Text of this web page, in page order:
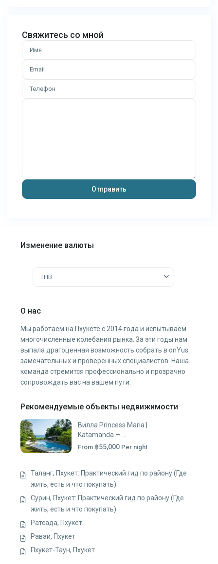
Свяжитесь со мной
Изменение валюты
THB
О нас
Мы работаем на Пхукете с 2014 года и испытываем
многочисленные колебания рынка. За эти годы нам
выпала драгоценная возможность собрать в onYus
замечательных и проверенных специалистов. Наша
команда стремится профессионально и прозрачно
сопровождать вас на вашем пути.
Рекомендуемые объекты недвижимости
Вилла Princess Maria |
Katamanda — ...
From ฿55,000 Per night
Таланг, Пхукет: Практический гид по району (Где
жить, есть и что покупать)
Сурин, Пхукет: Практический гид по району (Где
жить, есть и что покупать)
Ратсада, Пхукет
Раваи, Пхукет
Пхукет-Таун, Пхукет